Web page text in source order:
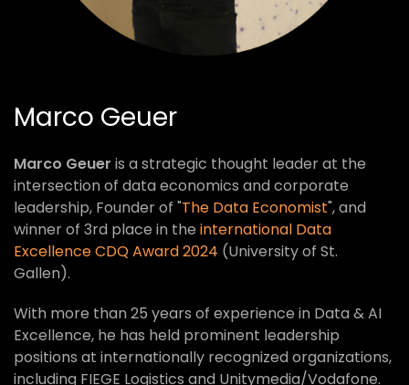
Marco Geuer
Marco Geuer is a strategic thought leader at the
intersection of data economics and corporate
leadership, Founder of "The Data Economist", and
winner of 3rd place in the international Data
Excellence CDQ Award 2024 (University of St.
Gallen).
With more than 25 years of experience in Data & AI
Excellence, he has held prominent leadership
positions at internationally recognized organizations,
including FIEGE Logistics and Unitymedia/Vodafone.